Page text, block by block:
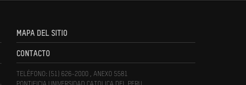
MAPA DEL SITIO
CONTACTO
TELÉFONO: (51) 626-2000 , ANEXO 5581